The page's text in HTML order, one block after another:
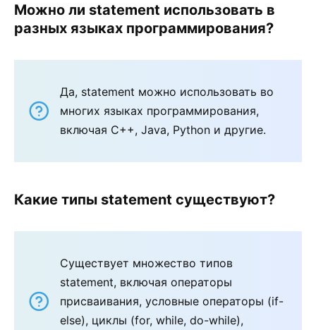
Можно ли statement использовать в
разных языках программирования?
Да, statement можно использовать во
многих языках программирования,
включая C++, Java, Python и другие.
Какие типы statement существуют?
Существует множество типов
statement, включая операторы
присваивания, условные операторы (if-
else), циклы (for, while, do-while),